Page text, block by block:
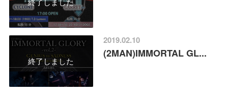
終了しました
2019.02.10
(2MAN)IMMORTAL GL...